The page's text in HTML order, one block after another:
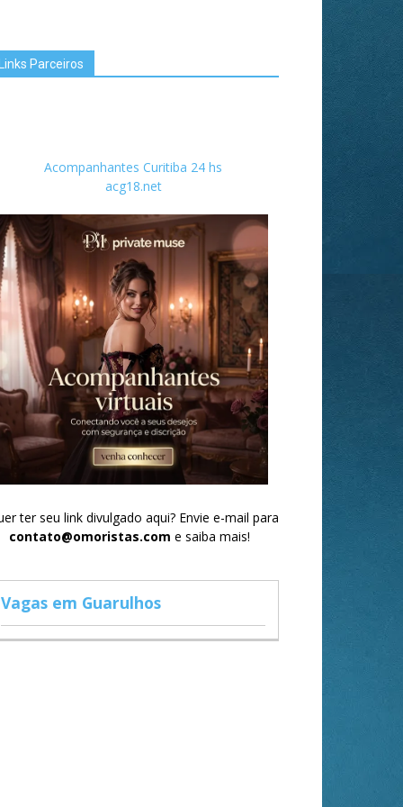
Parceiros
Acompanhantes Curitiba 24 hs
acg18.net
ter seu link divulgado aqui? Envie e-mail para
contato@omoristas.com e saiba mais!
Vagas em Guarulhos